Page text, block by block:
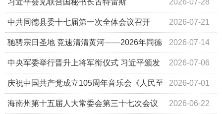
2026-07-28
习近平会见联合国秘书长古特雷斯
2026-07-21
中共同德县委十七届第一次全体会议召开
2026-07-14
驰骋宗日圣地 竞速清清黄河——2026年同德
县“宗日文化杯”高原越野挑战赛圆满举办激活全域消费
2026-07-06
中央军委举行晋升上将军衔仪式 习近平颁发
命令状并向晋衔的军官表示祝贺 2026-07-01
庆祝中国共产党成立105周年音乐会《人民至
上》在京举行 习近平李强赵乐际王沪宁蔡奇丁薛祥李希韩
2026-06-22
海南州第十五届人大常委会第三十七次会议